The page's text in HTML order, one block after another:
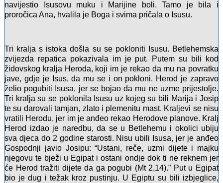
navijestio Isusovu muku i Marijine boli. Tamo je bila i
proročica Ana, hvalila je Boga i svima pričala o Isusu.
Tri kralja s istoka došla su se pokloniti Isusu. Betlehemska
zvijezda repatica pokazivala im je put. Putem su bili kod
židovskog kralja Heroda, koji im je rekao da mu na povratku
jave, gdje je Isus, da mu se i on pokloni. Herod je zapravo
želio pogubiti Isusa, jer se bojao da mu ne uzme prijestolje.
Tri kralja su se poklonila Isusu uz kojeg su bili Marija i Josip
te su darovali tamjan, zlato i plemenitu mast. Kraljevi se nisu
vratili Herodu, jer im je anđeo rekao Herodove planove. Kralj
Herod izdao je naredbu, da se u Betlehemu i okolici ubiju
sva djeca do 2 godine starosti. Nisu ubili Isusa, jer je anđeo
Gospodnji javio Josipu: “Ustani, reče, uzmi dijete i majku
njegovu te bježi u Egipat i ostani ondje dok ti ne reknem jer
će Herod tražiti dijete da ga pogubi (Mt 2,14).” Put u Egipat
bio je dug i težak kroz pustinju. U Egiptu su bili izbjeglice,